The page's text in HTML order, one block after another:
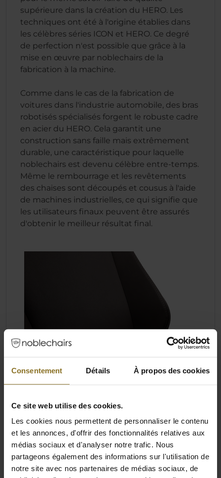
Consentement Détails À propos des cookies
Ce site web utilise des cookies.
Les cookies nous permettent de personnaliser le contenu
et les annonces, d'offrir des fonctionnalités relatives aux
médias sociaux et d'analyser notre trafic. Nous
partageons également des informations sur l'utilisation de
notre site avec nos partenaires de médias sociaux, de
supérieure dans la création du HERO. Les
techniques ont été à l'origine établies dans
les célèbres séries ICON et HERO. Ce degré
de perfection n'est possible que grâce à la
mise en œuvre par noblechairs de la
fabrication à la machine.
Comme dans le cas de la fabrication de
voitures dans l'industrie automobile, des bras
robotisés spécialisés forgent le robuste cadre
en acier du HERO. Cela garantit une
construction sans faille mais extrêmement
durable, une caractéristique pour laquelle
noblechairs est devenu célèbre entre-temps.
Même le rembourrage et les revêtements
des chaises sont découpés et cousus à l'aide
de machines industrielles, ce qui signifie que
les utilisateurs finaux peuvent être assurés
d'obtenir le meilleur résultat final.
LA POSITION IDÉALE POUR CHAQUE
UTILISATEUR
Avec votre nouvelle chaise noblechairs HERO